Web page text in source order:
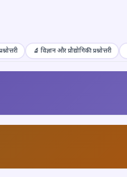
🔬 विज्ञान और प्रौद्योगिकी प्रश्नोत्तरी